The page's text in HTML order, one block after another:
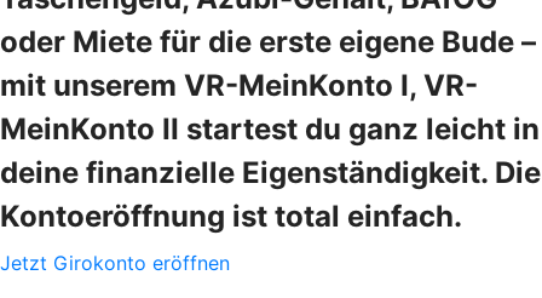
oder Miete für die erste eigene Bude –
mit unserem VR-MeinKonto I, VR-
MeinKonto II startest du ganz leicht in
deine finanzielle Eigenständigkeit. Die
Kontoeröffnung ist total einfach.
Jetzt Girokonto eröffnen